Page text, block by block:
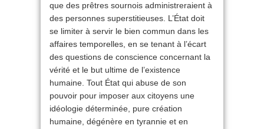
que des prêtres sournois administreraient à
des personnes superstitieuses. L’État doit
se limiter à servir le bien commun dans les
affaires temporelles, en se tenant à l’écart
des questions de conscience concernant la
vérité et le but ultime de l’existence
humaine. Tout État qui abuse de son
pouvoir pour imposer aux citoyens une
idéologie déterminée, pure création
humaine, dégénère en tyrannie et en